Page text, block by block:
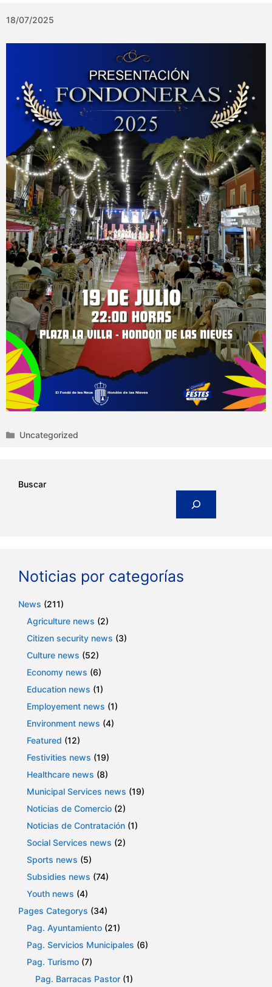
18/07/2025
Categories
Uncategorized
Buscar
Noticias por categorías
News (211)
Agriculture news (2)
Citizen security news (3)
Culture news (52)
Economy news (6)
Education news (1)
Employement news (1)
Environment news (4)
Featured (12)
Festivities news (19)
Healthcare news (8)
Municipal Services news (19)
Noticias de Comercio (2)
Noticias de Contratación (1)
Social Services news (2)
Sports news (5)
Subsidies news (74)
Youth news (4)
Pages Categorys (34)
Pag. Ayuntamiento (21)
Pag. Servicios Municipales (6)
Pag. Turismo (7)
Pag. Barracas Pastor (1)